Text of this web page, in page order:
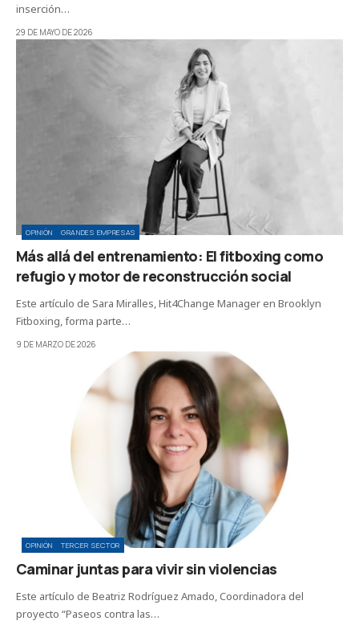
inserción…
29 DE MAYO DE 2026
OPINIÓN GRANDES EMPRESAS
Más allá del entrenamiento: El fitboxing como
refugio y motor de reconstrucción social
Este artículo de Sara Miralles, Hit4Change Manager en Brooklyn
Fitboxing, forma parte…
9 DE MARZO DE 2026
OPINIÓN TERCER SECTOR
Caminar juntas para vivir sin violencias
Este artículo de Beatriz Rodríguez Amado, Coordinadora del
proyecto “Paseos contra las…